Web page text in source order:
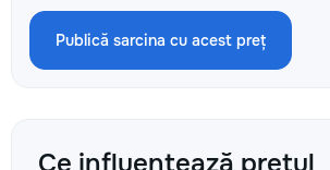
Publică sarcina cu acest preț
Ce influențează prețul